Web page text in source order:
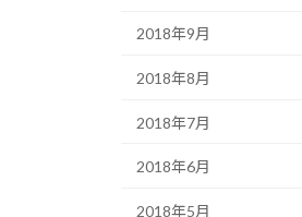
2018年9月
2018年8月
2018年7月
2018年6月
2018年5月